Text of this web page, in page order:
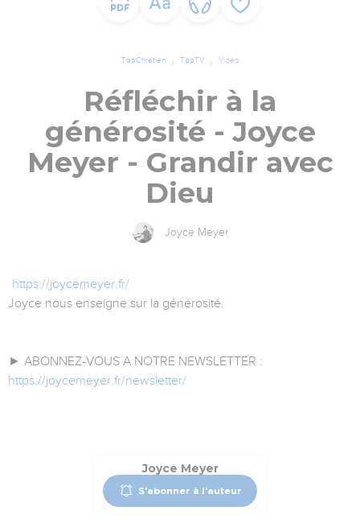
TopChrétien TopTV Vidéo
Réfléchir à la
générosité - Joyce
Meyer - Grandir avec
Dieu
Joyce Meyer
https://joycemeyer.fr/
Joyce nous enseigne sur la générosité.
► ABONNEZ-VOUS A NOTRE NEWSLETTER :
https://joycemeyer.fr/newsletter/
Joyce Meyer
S'abonner à l'auteur